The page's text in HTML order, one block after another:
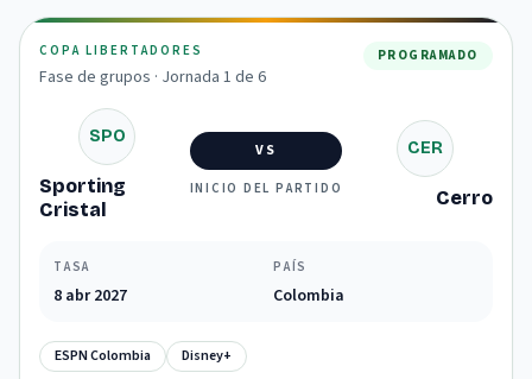
COPA LIBERTADORES
Fase de grupos · Jornada 1 de 6
PROGRAMADO
SPO
Sporting
Cristal
VS
INICIO DEL PARTIDO
CER
Cerro
TASA
8 abr 2027
PAÍS
Colombia
ESPN Colombia Disney+